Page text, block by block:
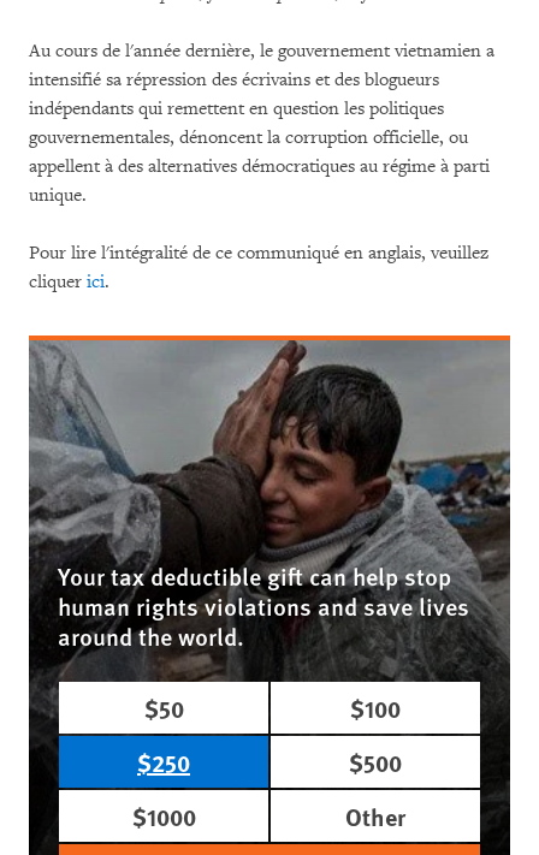
Au cours de l'année dernière, le gouvernement vietnamien a
intensifié sa répression des écrivains et des blogueurs
indépendants qui remettent en question les politiques
gouvernementales, dénoncent la corruption officielle, ou
appellent à des alternatives démocratiques au régime à parti
unique.
Pour lire l'intégralité de ce communiqué en anglais, veuillez
cliquer ici.
Your tax deductible gift can help stop
human rights violations and save lives
around the world.
$50
$100
$250
$500
$1000
Other